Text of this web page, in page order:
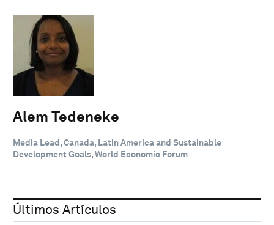
Alem Tedeneke
Media Lead, Canada, Latin America and Sustainable
Development Goals, World Economic Forum
Últimos Artículos